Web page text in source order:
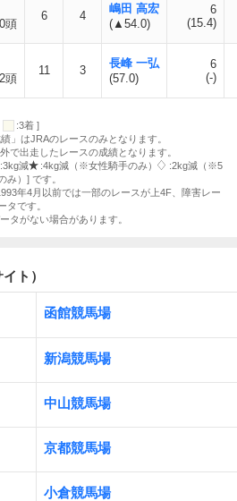
頭
6 4
嶋田 高宏
(▲54.0)
6
(15.4)
頭
11 3
長峰 一弘
(57.0)
6
(-)
:3着 ]
」はJRAのレースのみとなります。
で出走したレースの成績となります。
:3kg減 :4kg減（※女性騎手のみ）
:2kg減（※5
み）] です。
年4月以前では一部のレースが上4F、障害レー
タです。
タがない場合があります。
ト）
函館競馬場
新潟競馬場
中山競馬場
京都競馬場
小倉競馬場